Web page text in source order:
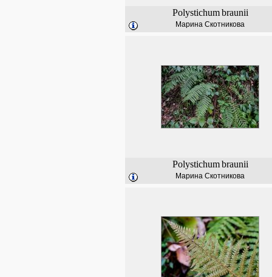
Polystichum braunii
Марина Скотникова
Polystichum braunii
Марина Скотникова